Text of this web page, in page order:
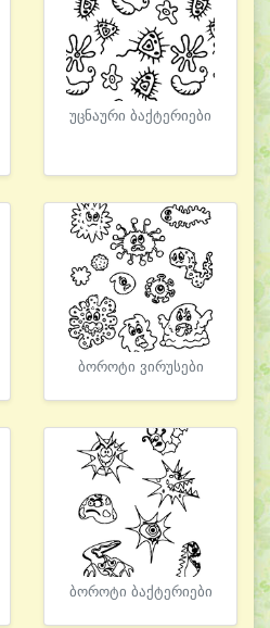
უცნაური ბაქტერიები
ბოროტი ვირუსები
ბოროტი ბაქტერიები